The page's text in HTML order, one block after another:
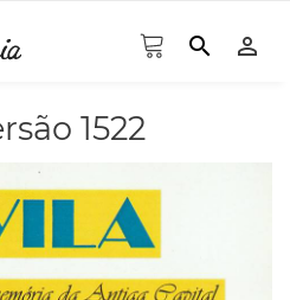
search person_outline
1522